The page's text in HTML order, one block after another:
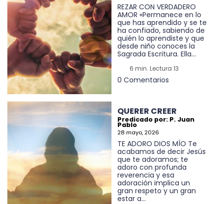
REZAR CON VERDADERO
AMOR «Permanece en lo
que has aprendido y se te
ha confiado, sabiendo de
quién lo aprendiste y que
desde niño conoces la
Sagrada Escritura. Ella...
6 min. Lectura 13
0 Comentarios
QUERER CREER
Predicado por: P. Juan
Pablo
28 mayo, 2026
TE ADORO DIOS MÍO Te
acabamos de decir Jesús
que te adoramos; te
adoro con profunda
reverencia y esa
adoración implica un
gran respeto y un gran
estar a...